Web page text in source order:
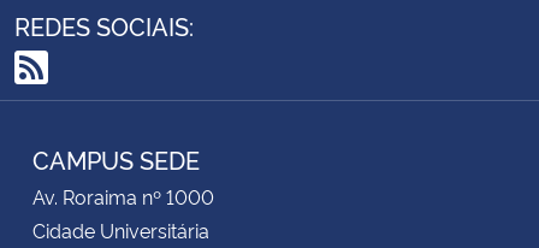
REDES SOCIAIS:
RSS
CAMPUS SEDE
Av. Roraima nº 1000
Cidade Universitária